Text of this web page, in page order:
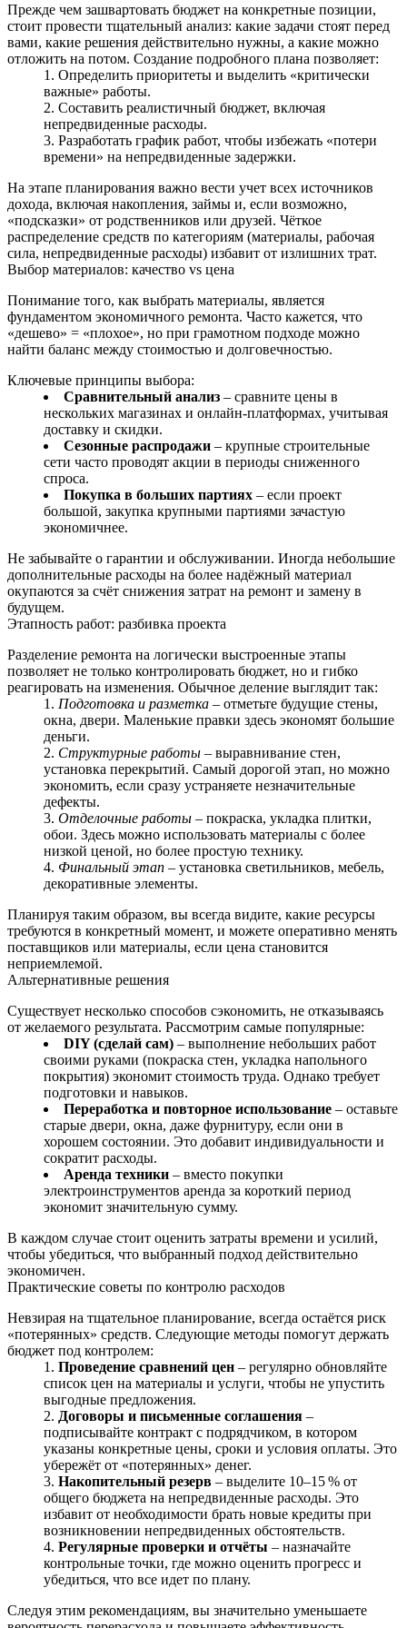
Прежде чем зашвартовать бюджет на конкретные позиции,
стоит провести тщательный анализ: какие задачи стоят перед
вами, какие решения действительно нужны, а какие можно
отложить на потом. Создание подробного плана позволяет:
Определить приоритеты и выделить «критически
важные» работы.
Составить реалистичный бюджет, включая
непредвиденные расходы.
Разработать график работ, чтобы избежать «потери
времени» на непредвиденные задержки.
На этапе планирования важно вести учет всех источников
дохода, включая накопления, займы и, если возможно,
«подсказки» от родственников или друзей. Чёткое
распределение средств по категориям (материалы, рабочая
сила, непредвиденные расходы) избавит от излишних трат.
Выбор материалов: качество vs цена
Понимание того, как выбрать материалы, является
фундаментом экономичного ремонта. Часто кажется, что
«дешево» = «плохое», но при грамотном подходе можно
найти баланс между стоимостью и долговечностью.
Ключевые принципы выбора:
Сравнительный анализ – сравните цены в
нескольких магазинах и онлайн-платформах, учитывая
доставку и скидки.
Сезонные распродажи – крупные строительные
сети часто проводят акции в периоды сниженного
спроса.
Покупка в больших партиях – если проект
большой, закупка крупными партиями зачастую
экономичнее.
Не забывайте о гарантии и обслуживании. Иногда небольшие
дополнительные расходы на более надёжный материал
окупаются за счёт снижения затрат на ремонт и замену в
будущем.
Этапность работ: разбивка проекта
Разделение ремонта на логически выстроенные этапы
позволяет не только контролировать бюджет, но и гибко
реагировать на изменения. Обычное деление выглядит так:
Подготовка и разметка – отметьте будущие стены,
окна, двери. Маленькие правки здесь экономят большие
деньги.
Структурные работы – выравнивание стен,
установка перекрытий. Самый дорогой этап, но можно
экономить, если сразу устраняете незначительные
дефекты.
Отделочные работы – покраска, укладка плитки,
обои. Здесь можно использовать материалы с более
низкой ценой, но более простую технику.
Финальный этап – установка светильников, мебель,
декоративные элементы.
Планируя таким образом, вы всегда видите, какие ресурсы
требуются в конкретный момент, и можете оперативно менять
поставщиков или материалы, если цена становится
неприемлемой.
Альтернативные решения
Существует несколько способов сэкономить, не отказываясь
от желаемого результата. Рассмотрим самые популярные:
DIY (сделай сам) – выполнение небольших работ
своими руками (покраска стен, укладка напольного
покрытия) экономит стоимость труда. Однако требует
подготовки и навыков.
Переработка и повторное использование – оставьте
старые двери, окна, даже фурнитуру, если они в
хорошем состоянии. Это добавит индивидуальности и
сократит расходы.
Аренда техники – вместо покупки
электроинструментов аренда за короткий период
экономит значительную сумму.
В каждом случае стоит оценить затраты времени и усилий,
чтобы убедиться, что выбранный подход действительно
экономичен.
Практические советы по контролю расходов
Невзирая на тщательное планирование, всегда остаётся риск
«потерянных» средств. Следующие методы помогут держать
бюджет под контролем:
Проведение сравнений цен – регулярно обновляйте
список цен на материалы и услуги, чтобы не упустить
выгодные предложения.
Договоры и письменные соглашения –
подписывайте контракт с подрядчиком, в котором
указаны конкретные цены, сроки и условия оплаты. Это
убережёт от «потерянных» денег.
Накопительный резерв – выделите 10–15 % от
общего бюджета на непредвиденные расходы. Это
избавит от необходимости брать новые кредиты при
возникновении непредвиденных обстоятельств.
Регулярные проверки и отчёты – назначайте
контрольные точки, где можно оценить прогресс и
убедиться, что все идет по плану.
Следуя этим рекомендациям, вы значительно уменьшаете